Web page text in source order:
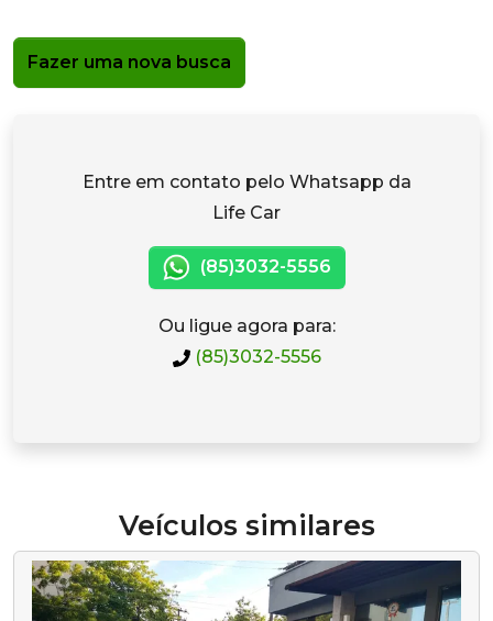
Fazer uma nova busca
Entre em contato pelo Whatsapp da
Life Car
(85)3032-5556
Ou ligue agora para:
(85)3032-5556
Veículos similares